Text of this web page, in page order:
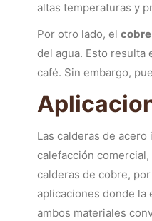
altas temperaturas y
Por otro lado, el cobre
del agua. Esto resulta
café. Sin embargo,
Las calderas de
calefacción
calderas de cobre,
aplicaciones donde la
ambos materiales